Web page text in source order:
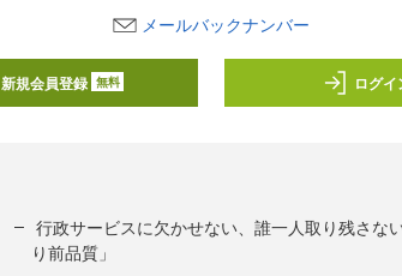
メールバックナンバー
新規会員登録 無料 ログイ
行政サービスに欠かせない、誰一人取り残さな
り前品質」